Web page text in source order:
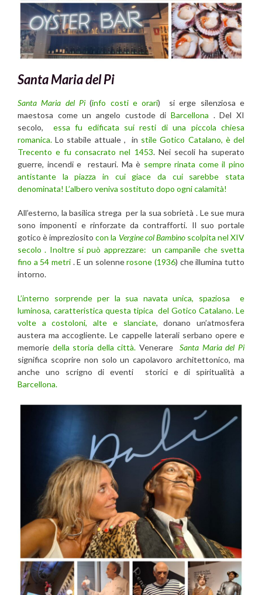
Santa Maria del Pi
Santa Maria del Pi (info costi e orari) si erge silenziosa e
maestosa come un angelo custode di Barcellona . Del XI
secolo,
essa fu edificata sui resti di una piccola chiesa
romanica. Lo stabile attuale , in stile Gotico Catalano, è del
Trecento e fu consacrato nel 1453. Nei secoli ha superato
guerre, incendi e restauri. Ma è sempre rinata come il pino
antistante la piazza in cui giace da cui sarebbe stata
denominata! L’albero veniva sostituto dopo ogni calamità!
All’esterno, la basilica strega per la sua sobrietà . Le sue mura
sono imponenti e rinforzate da contrafforti. Il suo portale
gotico è impreziositocon la Vergine col Bambino scolpita nel XIV
secolo . Inoltre si può apprezzare: un campanile che svetta
fino a 54 metri . E un solennerosone (1936) che illumina tutto
intorno.
L’interno sorprende per la sua navata unica, spaziosa e
luminosa, caratteristica questa tipica del Gotico Catalano. Le
volte a costoloni, alte e slanciate, donano un’atmosfera
austera ma accogliente. Le cappelle laterali serbano opere e
memorie della storia della città.VenerareSanta Maria del Pi
significa scoprire non solo un capolavoro architettonico, ma
anche uno scrigno di eventi storici e di spiritualità a
Barcellona.